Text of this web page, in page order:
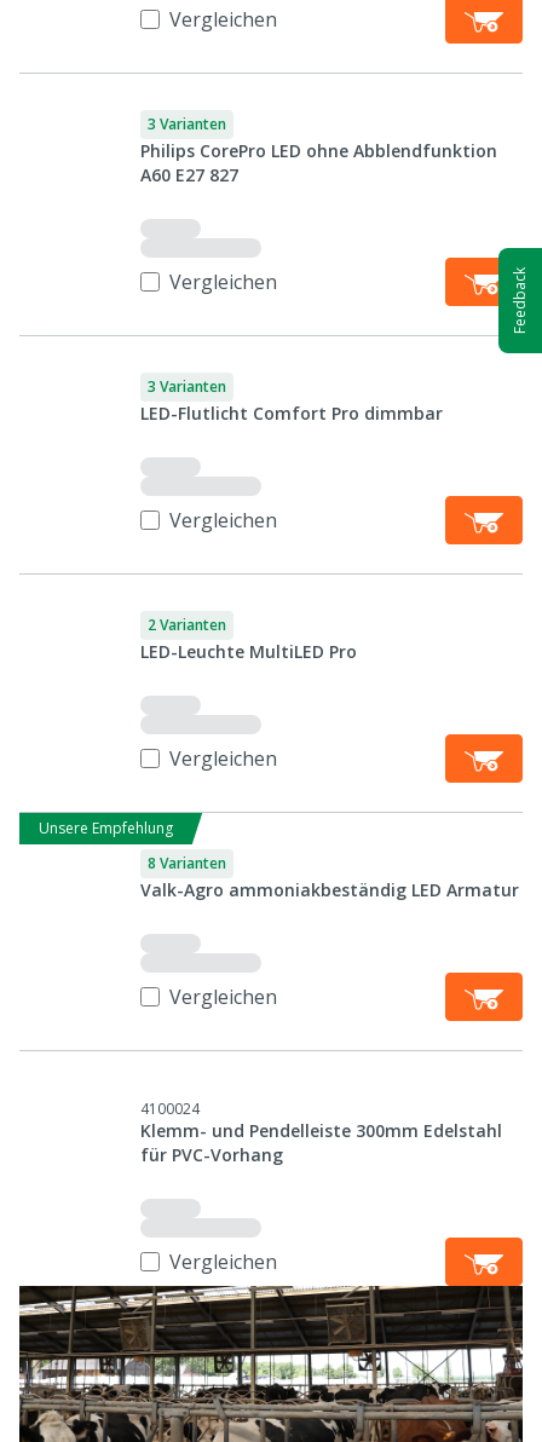
Vergleichen
3 Varianten
Philips CorePro LED ohne Abblendfunktion
A60 E27 827
Vergleichen
3 Varianten
LED-Flutlicht Comfort Pro dimmbar
Vergleichen
2 Varianten
LED-Leuchte MultiLED Pro
Vergleichen
Unsere Empfehlung
8 Varianten
Valk-Agro ammoniakbeständig LED Armatur
Vergleichen
4100024
Klemm- und Pendelleiste 300mm Edelstahl
für PVC-Vorhang
Vergleichen
Feedback